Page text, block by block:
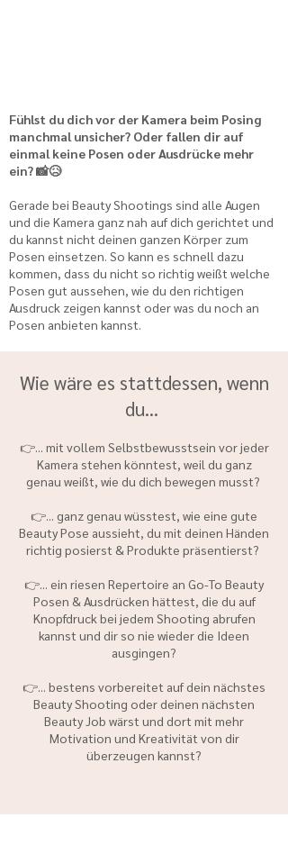
Fühlst du dich vor der Kamera beim Posing
manchmal unsicher? Oder fallen dir auf
einmal keine Posen oder Ausdrücke mehr
ein? 📸😥
Gerade bei Beauty Shootings sind alle Augen
und die Kamera ganz nah auf dich gerichtet und
du kannst nicht deinen ganzen Körper zum
Posen einsetzen. So kann es schnell dazu
kommen, dass du nicht so richtig weißt welche
Posen gut aussehen, wie du den richtigen
Ausdruck zeigen kannst oder was du noch an
Posen anbieten kannst.
Wie wäre es stattdessen, wenn
du…
👉... mit vollem Selbstbewusstsein vor jeder
Kamera stehen könntest, weil du ganz
genau weißt, wie du dich bewegen musst?
👉... ganz genau wüsstest, wie eine gute
Beauty Pose aussieht, du mit deinen Händen
richtig posierst & Produkte präsentierst?
👉... ein riesen Repertoire an Go-To Beauty
Posen & Ausdrücken hättest, die du auf
Knopfdruck bei jedem Shooting abrufen
kannst und dir so nie wieder die Ideen
ausgingen?
👉... bestens vorbereitet auf dein nächstes
Beauty Shooting oder deinen nächsten
Beauty Job wärst und dort mit mehr
Motivation und Kreativität von dir
überzeugen kannst?